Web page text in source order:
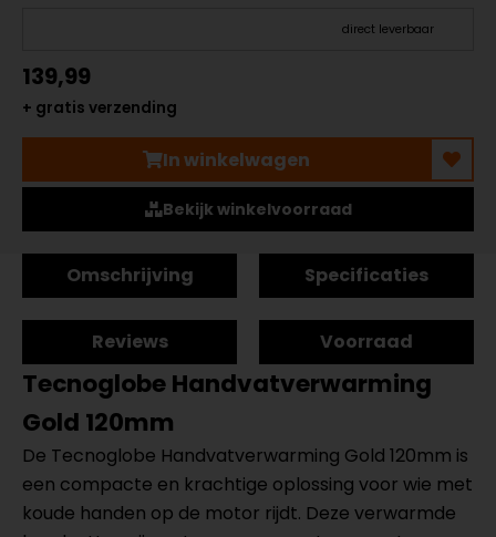
direct leverbaar
139,99
+ gratis verzending
In winkelwagen
Bekijk winkelvoorraad
Omschrijving Specificaties
Reviews Voorraad
Tecnoglobe Handvatverwarming
Gold 120mm
De Tecnoglobe Handvatverwarming Gold 120mm is
een compacte en krachtige oplossing voor wie met
koude handen op de motor rijdt. Deze verwarmde